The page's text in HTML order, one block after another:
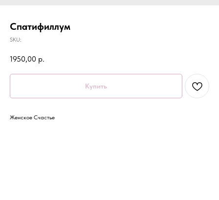
Спатифиллум
SKU:
1950,00 р.
Купить
Женское Счастье